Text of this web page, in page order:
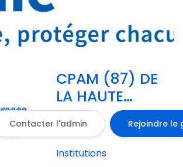
CPAM (87) DE
LA HAUTE
VIENNE
LIMOGES
Contacter l'admin Rejoindre le
Institutions